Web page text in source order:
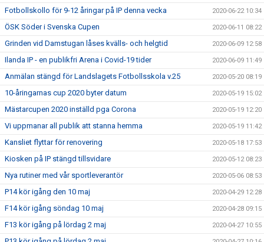
Fotbollskollo för 9-12 åringar på IP denna vecka 2020-06-22 10:34
ÖSK Söder i Svenska Cupen 2020-06-11 08:22
Grinden vid Damstugan låses kvälls- och helgtid 2020-06-09 12:58
Ilanda IP - en publikfri Arena i Covid-19 tider 2020-06-09 11:49
Anmälan stängd för Landslagets Fotbollsskola v.25 2020-05-20 08:19
10-åringarnas cup 2020 byter datum 2020-05-19 15:02
Mästarcupen 2020 inställd pga Corona 2020-05-19 12:20
Vi uppmanar all publik att stanna hemma 2020-05-19 11:42
Kansliet flyttar för renovering 2020-05-18 17:53
Kiosken på IP stängd tillsvidare 2020-05-12 08:23
Nya rutiner med vår sportleverantör 2020-05-06 08:53
P14 kör igång den 10 maj 2020-04-29 12:28
F14 kör igång söndag 10 maj 2020-04-28 09:15
F13 kör igång på lördag 2 maj 2020-04-27 10:55